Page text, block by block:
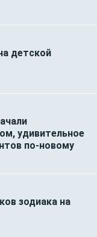
детской
удивительное
по-новому
зодиака на